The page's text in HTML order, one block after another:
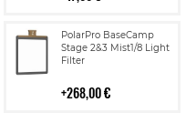
PolarPro BaseCamp
Stage 2&3 Mist1/8 Light
Filter
268,00 €
Lisää
ostoskoriin